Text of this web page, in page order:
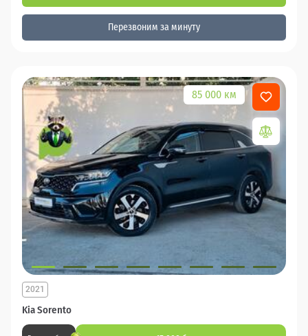
Перезвоним за минуту
85 000 км
Kia Sorento
2021